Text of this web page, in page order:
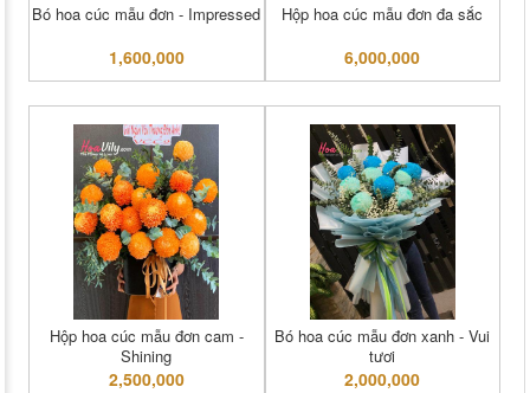
Bó hoa cúc mẫu đơn - Impressed
1,600,000
Hộp hoa cúc mẫu đơn đa sắc
6,000,000
Hộp hoa cúc mẫu đơn cam -
Shining
2,500,000
Bó hoa cúc mẫu đơn xanh - Vui
tươi
2,000,000